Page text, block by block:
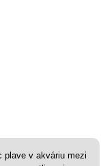
plave v akváriu mezi